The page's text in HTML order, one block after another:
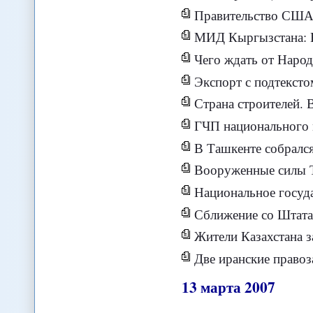
Правительство США оценило
МИД Кыргызстана: Настало время
Чего ждать от
Экспорт с
Страна строителей. В
ГЧП национального
В Ташкенте собрался
Вооруженные силы
Национальное
Сближение со
Жители Казахстана
Две иранские
13марта2007